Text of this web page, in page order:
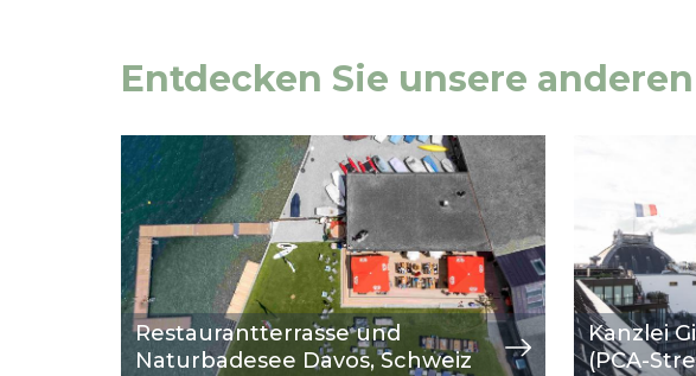
Entdecken Sie unsere
Restaurantterrasse und
Naturbadesee Davos, Schweiz
Image
Ansicht
Kanzlei
(PCA-